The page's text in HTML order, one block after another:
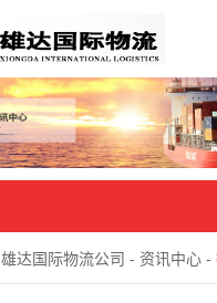
雄达国际物流公司 - 资讯中心 -